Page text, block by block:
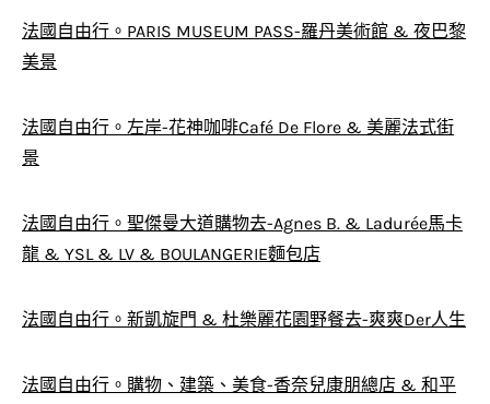
法國自由行。PARIS MUSEUM PASS-羅丹美術館 & 夜巴黎
美景
法國自由行。左岸-花神咖啡Café De Flore & 美麗法式街
景
法國自由行。聖傑曼大道購物去-Agnes B. & Ladurée馬卡
龍 & YSL & LV & BOULANGERIE麵包店
法國自由行。新凱旋門 & 杜樂麗花園野餐去-爽爽Der人生
法國自由行。購物、建築、美食-香奈兒康朋總店 & 和平